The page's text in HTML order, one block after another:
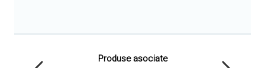
Produse asociate